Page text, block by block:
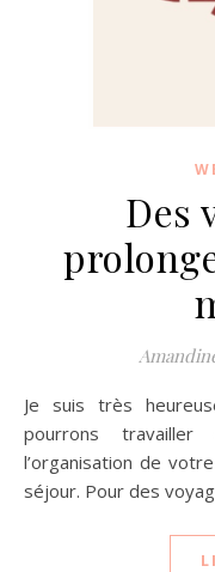
Des
Je suis très heureuse de vous présenter Julie. Nous
pourrons
l’organisation de
séjour. Pour des